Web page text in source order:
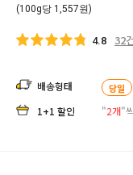
(100g당 1,557원)
4.8 32
배송형태 당일
1+1 할인 "2개"